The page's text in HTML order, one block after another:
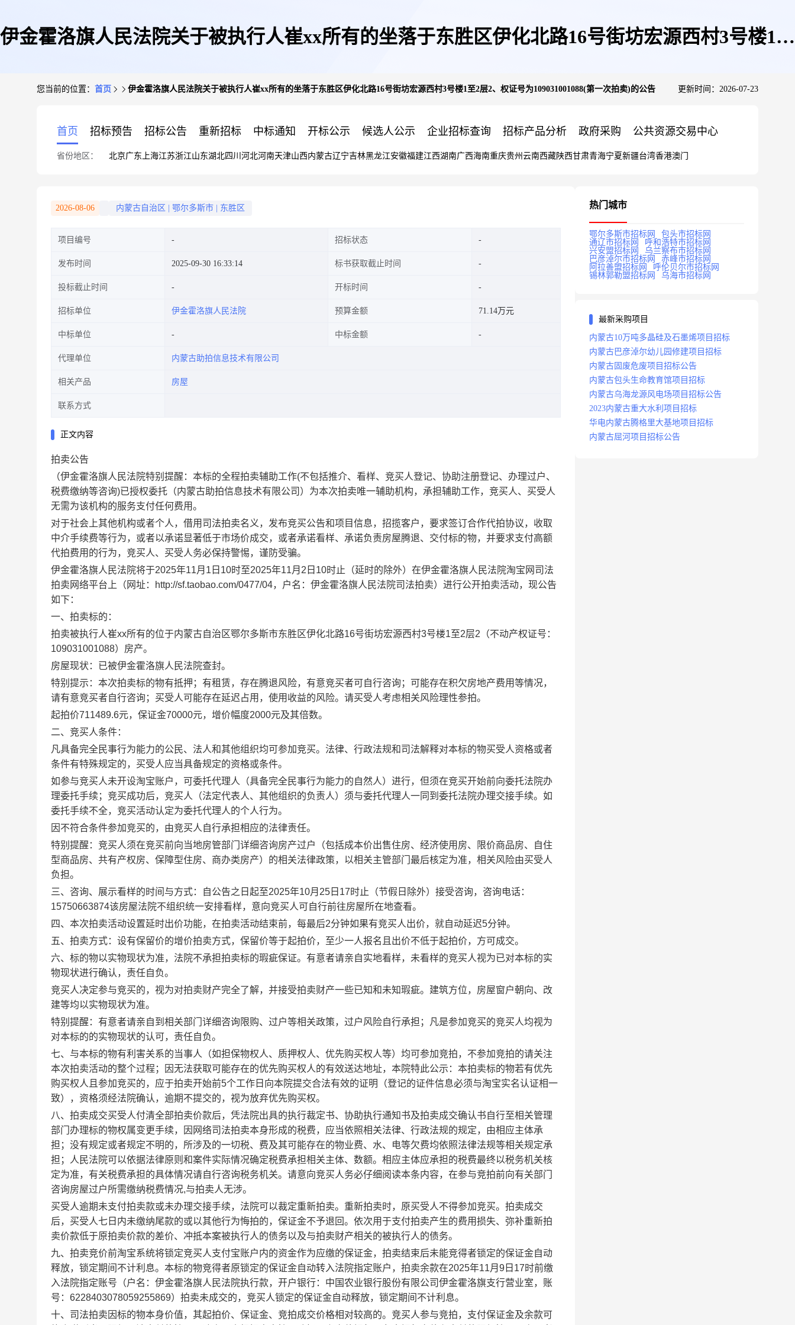
伊金霍洛旗人民法院关于被执行人崔xx所有的坐落于东胜区伊化北路16号街坊宏源西村3号楼1至
您当前的位置： 首页 伊金霍洛旗人民法院关于被执行人崔xx所有的坐落于东胜区伊化北路16号街坊宏源西村3号楼1至2层2、权证号为109031001088(第一次拍卖)的公告 更新时间：2026-07-23
首页 招标预告 招标公告 重新招标 中标通知 开标公示 候选人公示 企业招标查询 招标产品分析 政府采购 公共资源交易中心
省份地区： 北京广东 上海江苏浙江山东湖北四川 河北河南天津山西内蒙古辽宁吉林黑龙江安徽福建江西湖南广西海南重庆贵州 云南西藏陕西甘肃青海宁夏新疆台湾香港澳门
2026-08-06 内蒙古自治区 鄂尔多斯市 东胜区
项目编号 招标状态
发布时间 2025-09-30 16:33:14 标书获取截止时间
投标截止时间 开标时间
招标单位 伊金霍洛旗人民法院 预算金额 71.14万元
中标单位 中标金额
代理单位 内蒙古助拍信息技术有限公司
相关产品 房屋
联系方式
正文内容
拍卖公告
（伊金霍洛旗人民法院特别提醒 ：本标的全程拍卖辅助工作(不包括推介、看样、竞买人登记、协助注册登记、办理过户、
税费缴纳等咨询)已授权委托（内蒙古助拍信息技术有限公司 ）为本次拍卖唯一辅助机构，承担辅助工作，竞买人、买受人
无需为该机构的服务支付任何费用。
对于社会上其他机构或者个人，借用司法拍卖名义，发布竞买公告和项目信息，招揽客户，要求签订合作代拍协议，收取
中介手续费等行为，或者以承诺显著低于市场价成交，或者承诺看样、承诺负责房屋腾退、交付标的物，并要求支付高额
代拍费用的行为，竞买人、买受人务必保持警惕，谨防受骗。
伊金霍洛旗人民法院将于2025年11月 1 日 10时至2025年11月 2 日 10时止（延时的除外）在伊金霍洛旗人民法院淘宝网司法
拍卖网络平台上（网址：
http://sf.taobao.com/0477/04，户名：伊金霍洛旗人民法院司法拍卖）进行公开拍卖活动，现公告
如下：
一、拍卖标的：
拍卖被执行人崔xx所有的位于内蒙古自治区鄂尔多斯市东胜区伊化北路16号街坊宏源西村3号楼1至2层2 （不动产权证号 ：
109031001088）房产。
房屋现状：已被伊金霍洛旗人民法院查封。
特别提示：本次拍卖标的物有抵押；有租赁，存在腾退风险，有意竞买者可自行咨询；可能存在积欠房地产费用等情况，
请有意竞买者自行咨询； 买受人可能存在延迟占用，使用收益的风险。请买受人考虑相关风险理性参拍。
起拍价711489.6元，保证金70000元，增价幅度2000元及其倍数。
二、竞买人条件：
凡具备完全民事行为能力的公民、法人和其他组织均可参加竞买。 法律、行政法规和司法解释对本标的物买受人资格或者
条件有特殊规定的，买受人应当具备规定的资格或条件。
如参与竞买人未开设淘宝账户，可委托代理人（具备完全民事行为能力的自然人）进行，但须在竞买开始前向委托法院办
理委托手续；竞买成功后，竞买人（法定代表人、其他组织的负责人）须与委托代理人一同到委托法院办理交接手续。如
委托手续不全，竞买活动认定为委托代理人的个人行为。
因不符合条件参加竞买的，由竞买人自行承担相应的法律责任。
特别提醒：竞买人须在竞买前向当地房管部门详细咨询房产过户（包括成本价出售住房、经济使用房、限价商品房、自住
型商品房、共有产权房、保障型住房、商办类房产）的相关法律政策，以相关主管部门最后核定为准，相关风险由买受人
负担。
三、咨询、展示看样的时间与方式：自公告之日起至2025年10月 25 日 17时止（节假日除外）接受咨询，咨询电话：
15750663874该房屋法院不组织统一安排看样，意向竞买人可自行前往房屋所在地查看。
四、本次拍卖活动设置延时出价功能，在拍卖活动结束前，每最后2分钟如果有竞买人出价，就自动延迟5分钟。
五、拍卖方式： 设有保留价的增价拍卖方式，保留价等于起拍价，至少一人报名且出价不低于起拍价，方可成交。
六、标的物以实物现状为准，法院不承担拍卖标的瑕疵保证。有意者请亲自实地看样，未看样的竞买人视为已对本标的实
物现状进行确认，责任自负。
竞买人决定参与竞买的，视为对拍卖财产完全了解，并接受拍卖财产一些已知和未知瑕疵。建筑方位，房屋窗户朝向、改
建等均以实物现状为准。
特别提醒：有意者请亲自到相关部门详细咨询限购、过户等相关政策，过户风险自行承担；凡是参加竞买的竞买人均视为
对本标的的实物现状的认可，责任自负。
七、 与本标的物有利害关系的当事人（如担保物权人、质押权人、优先购买权人等）均可参加竞拍，不参加竞拍的请关注
本次拍卖活动的整个过程；因无法获取可能存在的优先购买权人的有效送达地址，本院特此公示：本拍卖标的物若有优先
购买权人且参加竞买的，应于拍卖开始前5个工作日 向本院提交合法有效的证明（登记的证件信息必须与淘宝实名认证相一
致），资格须经法院确认，逾期不提交的，视为放弃优先购买权。
八、拍卖成交买受人付清全部拍卖价款后，凭法院出具的执行裁定书、协助执行通知书及拍卖成交确认书自行至相关管理
部门办理标的物权属变更手续，因网络司法拍卖本身形成的税费，应当依照相关法律、行政法规的规定，由相应主体承
担；没有规定或者规定不明的，所涉及的一切税、费及其可能存在的物业费、水、电等欠费均依照法律法规等相关规定承
担 ；
人民法院可以依据法律原则和案件实际情况确定税费承担相关主体、数额。相应主体应承担的税费最终以税务机关核
定为准，有关税费承担的具体情况请自行咨询税务机关。 请意向竞买人务必仔细阅读本条内容，在参与竞拍前向有关部门
咨询房屋过户所需缴纳税费情况,与拍卖人无涉。
买受人逾期未支付拍卖款或未办理交接手续，法院可以裁定重新拍卖。重新拍卖时，原买受人不得参加竞买。 拍卖成交
后，买受人七日内未缴纳尾款的或以其他行为悔拍的，保证金不予退回。 依次用于支付拍卖产生的费用损失、弥补重新拍
卖价款低于原拍卖价款的差价、冲抵本案被执行人的债务以及与拍卖财产相关的被执行人的债务。
九、拍卖竞价前淘宝系统将锁定竞买人支付宝账户内的资金作为应缴的保证金，拍卖结束后未能竞得者锁定的保证金自动
释放，锁定期间不计利息。本标的物竞得者原锁定的保证金自动转入法院指定账户，拍卖余款在2025年11月 9 日 17时前缴
入法院指定账号（户名：伊金霍洛旗人民法院执行款，开户银行：中国农业银行股份有限公司伊金霍洛旗支行营业室，账
号： 6228403078059255869） 拍卖未成交的，竞买人锁定的保证金自动释放，锁定期间不计利息。
十、司法拍卖因标的物本身价值，其起拍价、保证金、竞拍成交价格相对较高的。竞买人参与竞拍，支付保证金及余款可
热门城市
鄂尔多斯市招标网
包头市招标网
通辽市招标网
呼和浩特市招标网
兴安盟招标网
乌兰察布市招标网
巴彦淖尔市招标网
赤峰市招标网
阿拉善盟招标网
呼伦贝尔市招标网
锡林郭勒盟招标网
乌海市招标网
最新采购项目
内蒙古10万吨多晶硅及石墨烯项目招标
内蒙古巴彦淖尔幼儿园修建项目招标
内蒙古固废危废项目招标公告
内蒙古包头生命教育馆项目招标
内蒙古乌海龙源风电场项目招标公告
2023内蒙古重大水利项目招标
华电内蒙古腾格里大基地项目招标
内蒙古屈河项目招标公告